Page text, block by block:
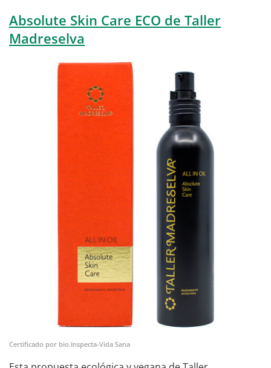
Absolute Skin Care ECO de Taller
Madreselva
Certificado por bio.Inspecta-Vida Sana